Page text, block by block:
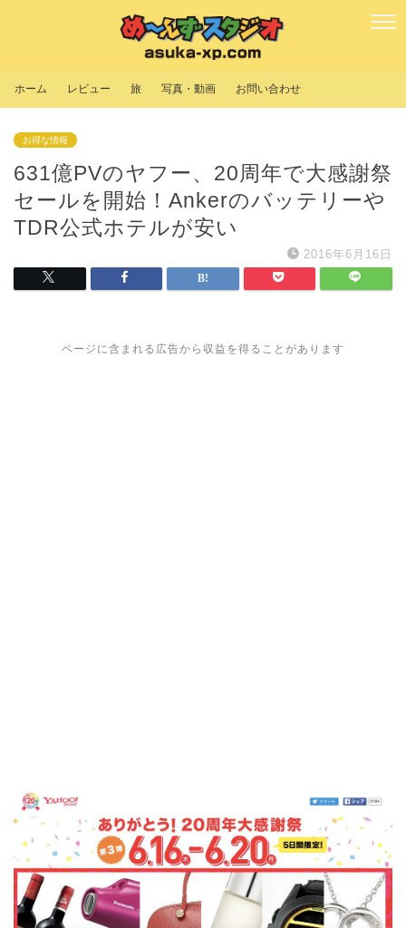
ホーム レビュー 旅 写真・動画 お問い合わせ
お得な情報
631億PVのヤフー、20周年で大感謝祭
セールを開始！Ankerのバッテリーや
TDR公式ホテルが安い
2016年6月16日
ページに含まれる広告から収益を得ることがあります